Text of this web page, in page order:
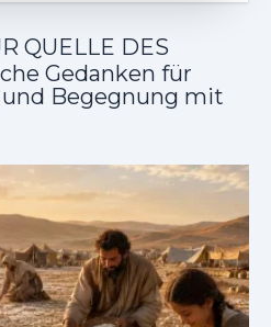
QUELLE DES
Gedanken für
Begegnung mit